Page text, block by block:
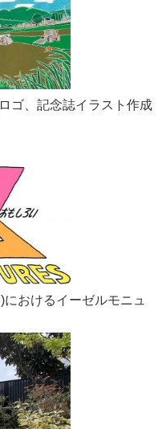
ゴ、記念誌イラスト作成
おけるイーゼルモニュ